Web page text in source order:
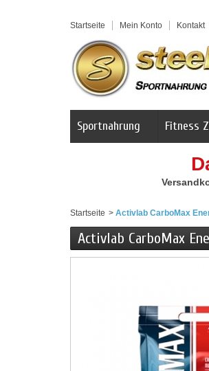
Startseite Mein Konto Kontakt
Sportnahrung Fitness
Startseite > Activlab CarboMax
Activlab CarboMax